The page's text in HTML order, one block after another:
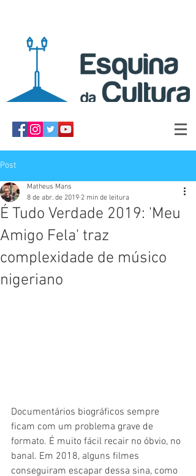
Post
É Tudo Verdade 2019: 'Meu
Amigo Fela' traz
complexidade de músico
nigeriano
Matheus Mans
8 de abr. de 2019 2 min de leitura
Documentários biográficos sempre
ficam com um problema grave de
formato. É muito fácil recair no óbvio, no
banal. Em 2018, alguns filmes
conseguiram escapar dessa sina, como